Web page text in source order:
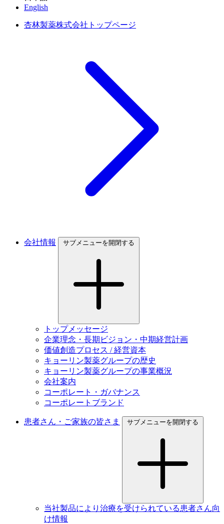
English
杏林製薬株式会社トップページ
会社情報 サブメニューを開閉する
トップメッセージ
企業理念・長期ビジョン・中期経営計画
価値創造プロセス / 経営資本
キョーリン製薬グループの歴史
キョーリン製薬グループの事業概況
会社案内
コーポレート・ガバナンス
コーポレートブランド
患者さん・ご家族の皆さま サブメニューを開閉する
当社製品により治療を受けられている患者さん向
け情報